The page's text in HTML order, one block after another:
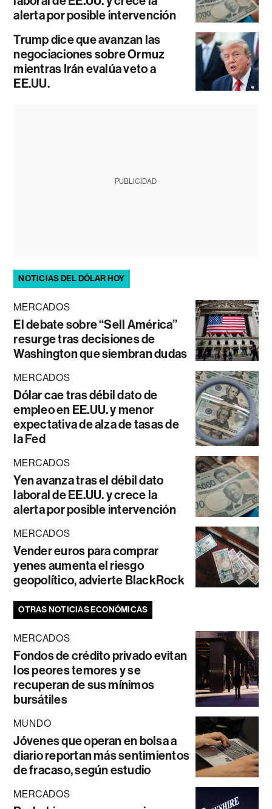
alerta por posible intervención
Trump dice que avanzan las
negociaciones sobre Ormuz
mientras Irán evalúa veto a
EE.UU.
PUBLICIDAD
NOTICIAS DEL DÓLAR HOY
MERCADOS
El debate sobre “Sell América”
resurge tras decisiones de
Washington que siembran dudas
MERCADOS
Dólar cae tras débil dato de
empleo en EE.UU. y menor
expectativa de alza de tasas de
la Fed
MERCADOS
Yen avanza tras el débil dato
laboral de EE.UU. y crece la
alerta por posible intervención
MERCADOS
Vender euros para comprar
yenes aumenta el riesgo
geopolítico, advierte BlackRock
OTRAS NOTICIAS ECONÓMICAS
MERCADOS
Fondos de crédito privado evitan
los peores temores y se
recuperan de sus mínimos
bursátiles
MUNDO
Jóvenes que operan en bolsa a
diario reportan más sentimientos
de fracaso, según estudio
MERCADOS